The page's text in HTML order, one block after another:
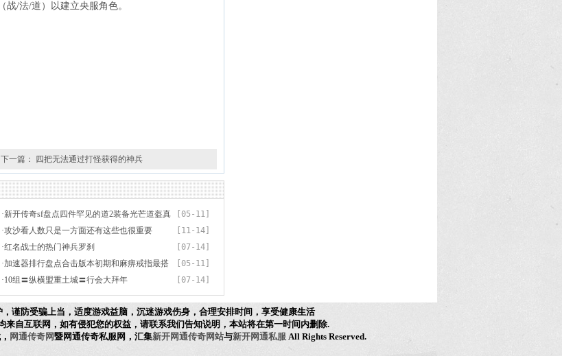
/法/道）以建立央服角色。
下一篇： 四把无法通过打怪获得的神兵
[05-11]
·新开传奇sf盘点四件罕见的道2装备光芒道盔真
实存在！
[11-14]
·攻沙看人数只是一方面还有这些也很重要
[07-14]
·红名战士的热门神兵罗刹
[05-11]
·加速器排行盘点合击版本初期和麻痹戒指最搭
的三种神兵没有开天
[07-14]
·10组〓纵横盟重土城〓行会大拜年
谨防受骗上当，适度游戏益脑，沉迷游戏伤身，合理安排时间，享受健康生活
来自互联网，如有侵犯您的权益，请联系我们告知说明，本站将在第一时间内删除.
网通传奇网暨网通传奇私服网，汇集新开网通传奇网站与新开网通私服 All Rights Reserved.